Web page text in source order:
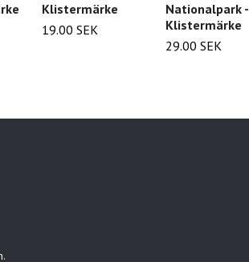
Klistermärke
19.00 SEK
Nationalpark -
Klistermärke
29.00 SEK